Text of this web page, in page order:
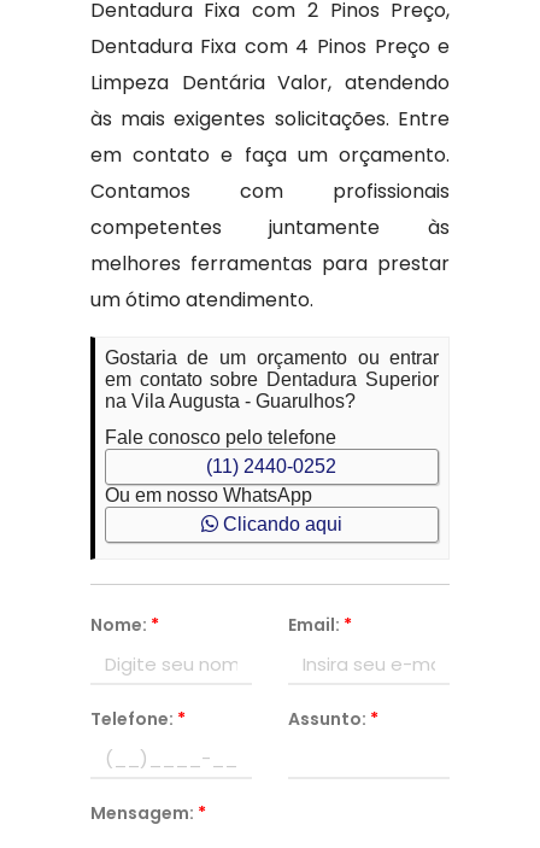
Dentadura Fixa com 2 Pinos Preço,
Dentadura Fixa com 4 Pinos Preço e
Limpeza Dentária Valor, atendendo
às mais exigentes solicitações. Entre
em contato e faça um orçamento.
Contamos com profissionais
competentes juntamente às
melhores ferramentas para prestar
um ótimo atendimento.
Gostaria de um orçamento ou entrar
em contato sobre Dentadura Superior
na Vila Augusta - Guarulhos?
Fale conosco pelo telefone
(11) 2440-0252
Ou em nosso WhatsApp
Clicando aqui
Nome: * Email: *
Telefone: * Assunto: *
Mensagem: *